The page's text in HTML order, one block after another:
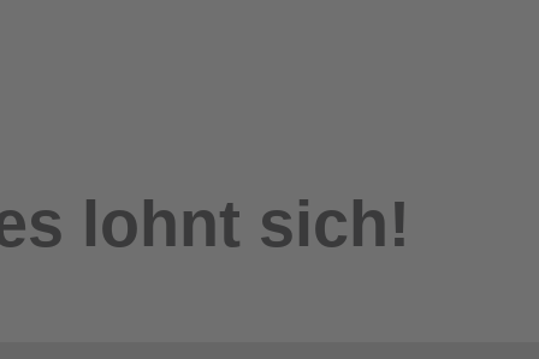
lohnt sich!